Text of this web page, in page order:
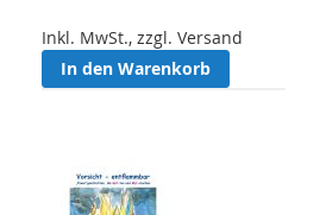
Inkl. MwSt., zzgl. Versand
In den Warenkorb